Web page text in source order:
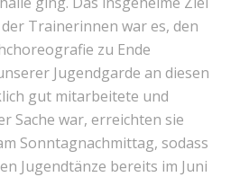
Trainerinnen war es, den
zu Ende
Jugendgarde an diesen
gut mitarbeitete und
Sache war, erreichten sie
Sonntagnachmittag, sodass
Jugendtänze bereits im Juni